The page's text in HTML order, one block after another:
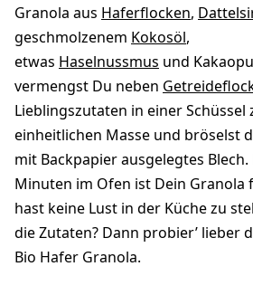
Granola aus Haferflocken,
geschmolzenem Kokosöl,
etwas Haselnussmus und
vermengst Du neben
Lieblingszutaten in einer Schüssel
einheitlichen Masse und bröselst
mit Backpapier ausgelegtes
Minuten im Ofen ist Dein Granola
hast keine Lust in der Küche zu
die Zutaten? Dann probier’ lieber
Bio Hafer Granola.